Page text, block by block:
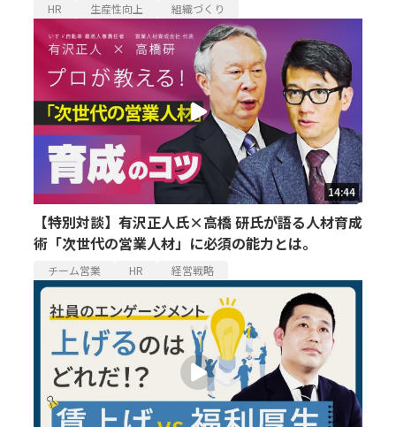
HR 生産性向上 組織づくり
14:44
【特別対談】有沢正人氏×高橋 研氏が語る人材育成
術「次世代の営業人材」に必須の能力とは。
チーム営業 HR 経営戦略